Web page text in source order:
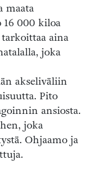
maata
000 kiloa
aina
joka
akseliväliin
Pito
ansiosta.
joka
Ohjaamo ja